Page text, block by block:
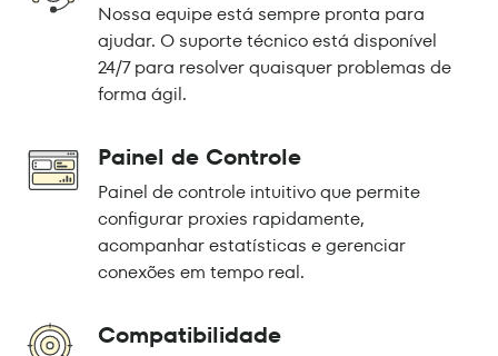
Nossa equipe está sempre pronta para
ajudar. O suporte técnico está disponível
24/7 para resolver quaisquer problemas de
forma ágil.
Painel de Controle
Painel de controle intuitivo que permite
configurar proxies rapidamente,
acompanhar estatísticas e gerenciar
conexões em tempo real.
Compatibilidade